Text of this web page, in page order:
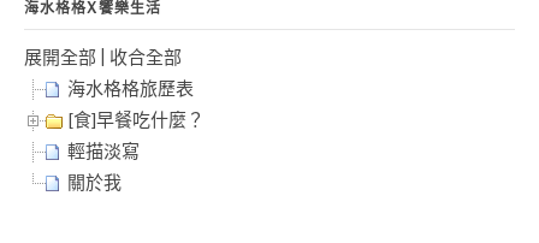
海水格格X饗樂生活
展開全部
收合全部
海水格格旅歷表
[食]早餐吃什麼？
輕描淡寫
關於我